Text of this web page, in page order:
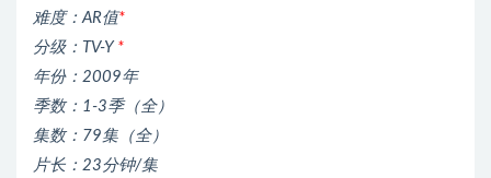
难度：AR值*
分级：TV-Y *
年份：2009年
季数：1-3季（全）
集数：79集（全）
片长：23分钟/集